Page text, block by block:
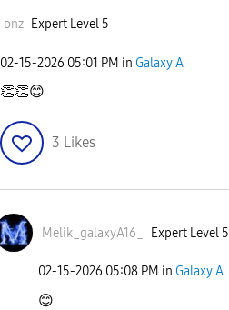
ᴅnz Expert Level 5
‎02-15-2026 05:01 PM in Galaxy A
👏👏😊
3 Likes
Melik_galaxyA16 Expert Level 5
‎02-15-2026 05:08 PM in Galaxy A
😊